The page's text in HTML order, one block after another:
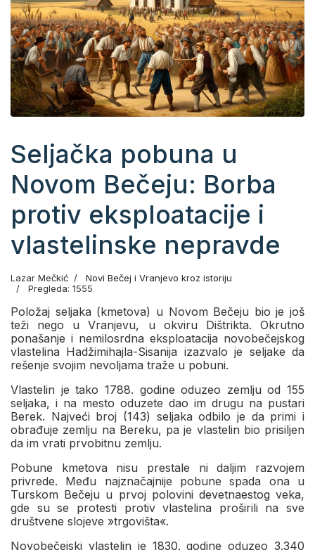
Seljačka pobuna u
Novom Bečeju: Borba
protiv eksploatacije i
vlastelinske nepravde
Lazar Mečkić
Novi Bečej i Vranjevo kroz istoriju
Pregleda: 1555
Položaj seljaka (kmetova) u Novom Bečeju bio je još
teži nego u Vranjevu, u okviru Dištrikta. Okrutno
ponašanje i nemilosrdna eksploatacija novobečejskog
vlastelina Hadžimihajla-Sisanija izazvalo je seljake da
rešenje svojim nevoljama traže u pobuni.
Vlastelin je tako 1788. godine oduzeo zemlju od 155
seljaka, i na mesto oduzete dao im drugu na pustari
Berek. Najveći broj (143) seljaka odbilo je da primi i
obrađuje zemlju na Bereku, pa je vlastelin bio prisiljen
da im vrati prvobitnu zemlju.
Pobune kmetova nisu prestale ni daljim razvojem
privrede. Među najznačajnije pobune spada ona u
Turskom Bečeju u prvoj polovini devetnaestog veka,
gde su se protesti protiv vlastelina proširili na sve
društvene slojeve »trgovišta«.
Novobečejski vlastelin je 1830. godine oduzeo 3.340